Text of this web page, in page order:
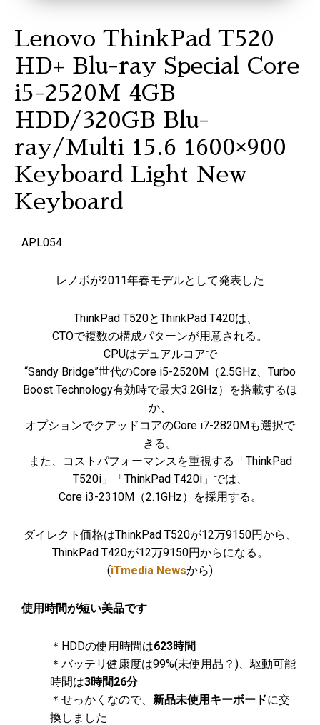
Lenovo ThinkPad T520
HD+ Blu-ray Special Core
i5-2520M 4GB
HDD/320GB Blu-
ray/Multi 15.6 1600×900
Keyboard Light New
Keyboard
APL054
レノボが2011年春モデルとして発表した
ThinkPad T520とThinkPad T420は、
CTOで複数の構成パターンが用意される。
CPUはデュアルコアで
“Sandy Bridge”世代のCore i5-2520M（2.5GHz、Turbo
Boost Technology有効時で最大3.2GHz）を搭載するほ
か、
オプションでクアッドコアのCore i7-2820Mも選択で
きる。
また、コストパフォーマンスを重視する「ThinkPad
T520i」「ThinkPad T420i」では、
Core i3-2310M（2.1GHz）を採用する。
ダイレクト価格はThinkPad T520が12万9150円から、
ThinkPad T420が12万9150円からになる。
(iTmedia Newsから)
使用時間が短い美品です
＊HDDの使用時間は623時間
＊バッテリ健康度は99%(未使用品？)、駆動可能
時間は3時間26分
＊せっかくなので、 新品未使用キーボードに交
換しました